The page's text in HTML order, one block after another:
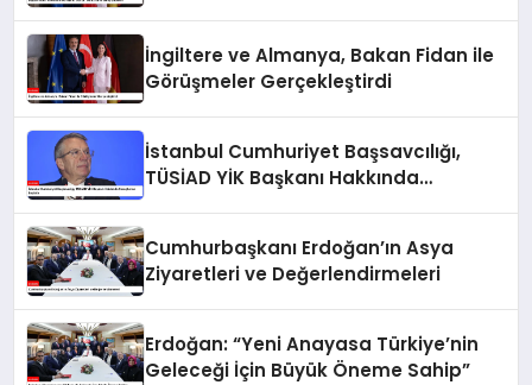
İngiltere ve Almanya, Bakan Fidan ile
Görüşmeler Gerçekleştirdi
İstanbul Cumhuriyet Başsavcılığı,
TÜSİAD YİK Başkanı Hakkında
Cumhurbaşkanı Erdoğan’ın Asya
Ziyaretleri ve Değerlendirmeleri
Erdoğan: “Yeni Anayasa Türkiye’nin
Geleceği İçin Büyük Öneme Sahip”